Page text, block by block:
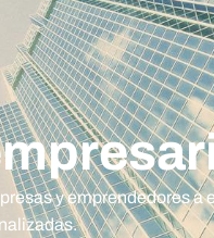
y emprendedores a